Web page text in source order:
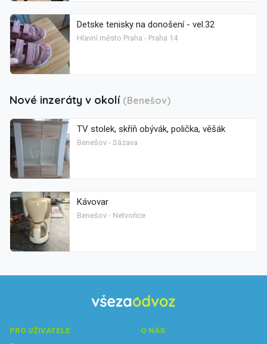
Detske tenisky na donošení - vel.32
Hlavní město Praha - Praha 14
Nové inzeráty v okolí (Benešov)
TV stolek, skříň obývák, polička, věšák
Benešov - Sázava
Kávovar
Benešov - Netvořice
PRO UŽIVATELE
O NÁS